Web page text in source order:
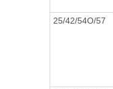
25/42/54O/57